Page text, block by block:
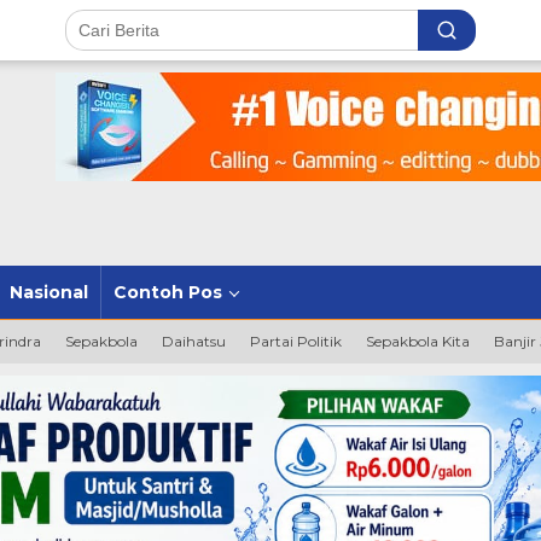
Nasional Contoh Pos
Sepakbola Daihatsu Partai Politik Sepakbola Kita Banjir